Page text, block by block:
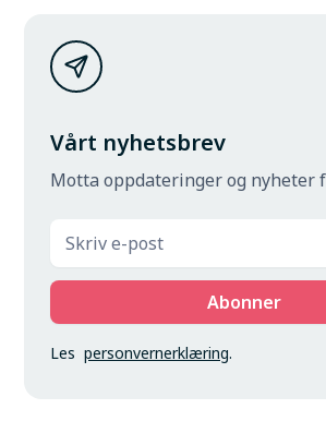
Vårt nyhetsbrev
Motta oppdateringer og nyheter
Lespersonvernerklæring.